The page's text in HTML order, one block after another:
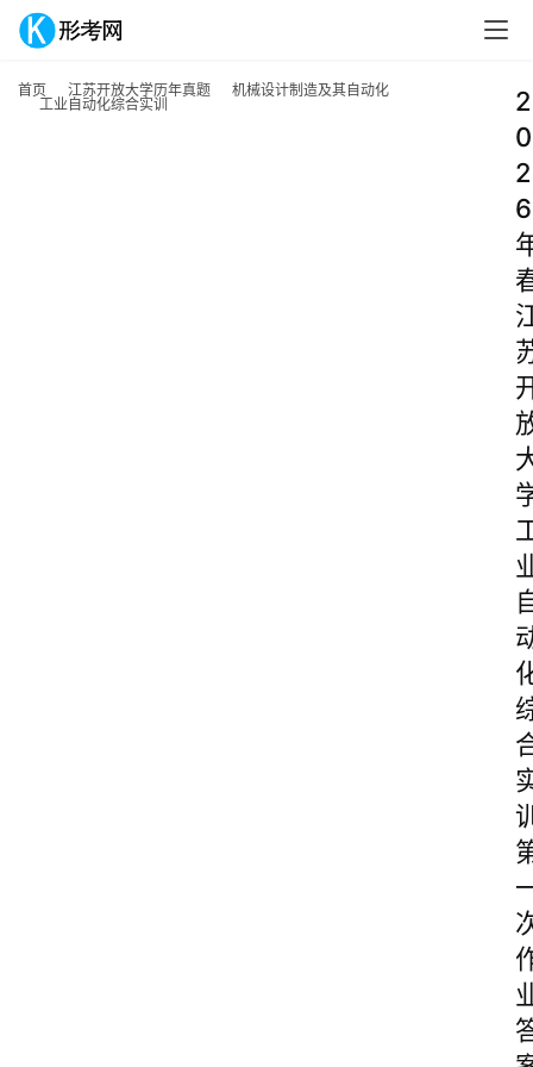
首页 江苏开放大学历年真题
机械设计制造及其自动化
工业自动化综合实训
2
0
2
6